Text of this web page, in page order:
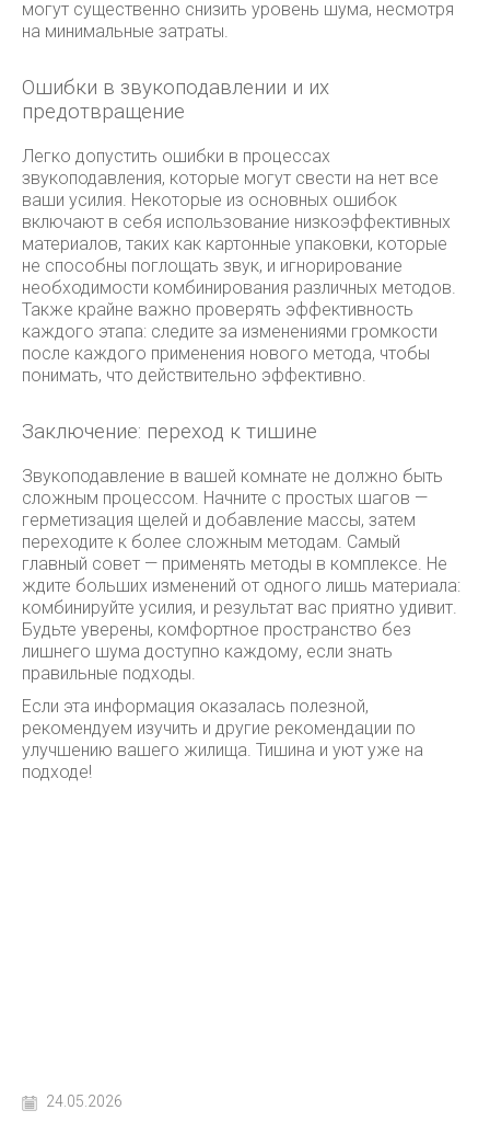
могут существенно снизить уровень шума, несмотря
на минимальные затраты.
Ошибки в звукоподавлении и их
предотвращение
Легко допустить ошибки в процессах
звукоподавления, которые могут свести на нет все
ваши усилия. Некоторые из основных ошибок
включают в себя использование низкоэффективных
материалов, таких как картонные упаковки, которые
не способны поглощать звук, и игнорирование
необходимости комбинирования различных методов.
Также крайне важно проверять эффективность
каждого этапа: следите за изменениями громкости
после каждого применения нового метода, чтобы
понимать, что действительно эффективно.
Заключение: переход к тишине
Звукоподавление в вашей комнате не должно быть
сложным процессом. Начните с простых шагов —
герметизация щелей и добавление массы, затем
переходите к более сложным методам. Самый
главный совет — применять методы в комплексе. Не
ждите больших изменений от одного лишь материала:
комбинируйте усилия, и результат вас приятно удивит.
Будьте уверены, комфортное пространство без
лишнего шума доступно каждому, если знать
правильные подходы.
Если эта информация оказалась полезной,
рекомендуем изучить и другие рекомендации по
улучшению вашего жилища. Тишина и уют уже на
подходе!
24.05.2026